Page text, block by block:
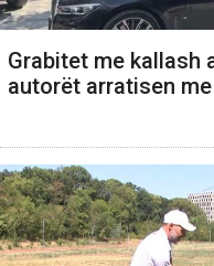
Grabitet me kallash
autorët arratisen